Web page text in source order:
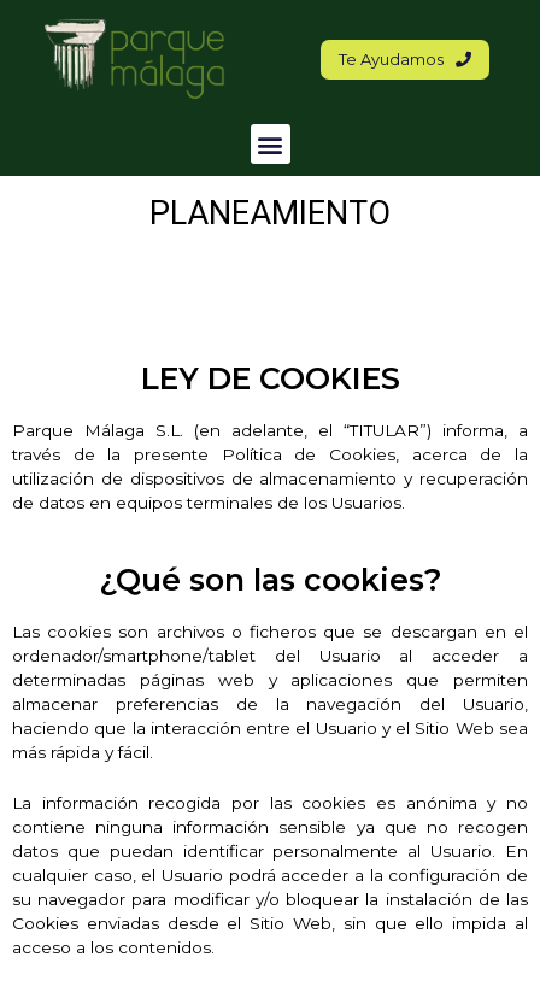
Te Ayudamos
PLANEAMIENTO
LEY DE COOKIES
Parque Málaga S.L. (en adelante, el “TITULAR”) informa, a
través de la presente Política de Cookies, acerca de la
utilización de dispositivos de almacenamiento y recuperación
de datos en equipos terminales de los Usuarios.
¿Qué son las cookies?
Las cookies son archivos o ficheros que se descargan en el
ordenador/smartphone/tablet del Usuario al acceder a
determinadas páginas web y aplicaciones que permiten
almacenar preferencias de la navegación del Usuario,
haciendo que la interacción entre el Usuario y el Sitio Web sea
más rápida y fácil.
La información recogida por las cookies es anónima y no
contiene ninguna información sensible ya que no recogen
datos que puedan identificar personalmente al Usuario. En
cualquier caso, el Usuario podrá acceder a la configuración de
su navegador para modificar y/o bloquear la instalación de las
Cookies enviadas desde el Sitio Web, sin que ello impida al
acceso a los contenidos.